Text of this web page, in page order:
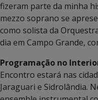
fizeram parte da minha
mezzo soprano se
como solista da
dia em Campo Grande,
Programação no
Encontro estará nas
Jaraguari e Sidrolândia.